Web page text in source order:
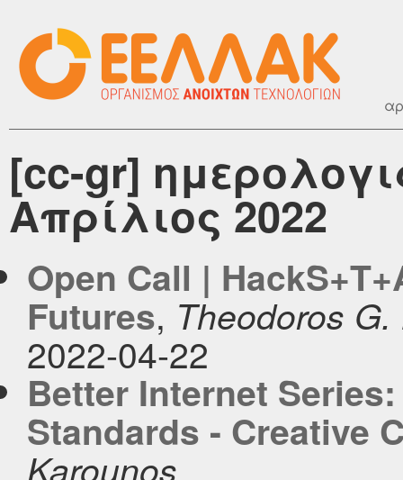
[cc-gr]
Απρίλιος 2022
Open Call |
Futures, Theodoros
2022-04-22
Better Internet
Standards - Creative
Karounos